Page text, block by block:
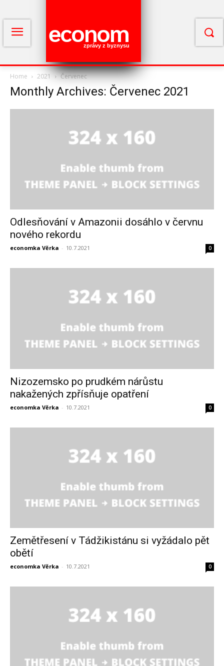
econom
zprávy z byznysu
Home 2021 Červenec
Monthly Archives: Červenec 2021
Odlesňování v Amazonii dosáhlo v červnu
nového rekordu
economka Věrka - 10.7.2021 0
Nizozemsko po prudkém nárůstu
nakažených zpřísňuje opatření
economka Věrka - 10.7.2021 0
Zemětřesení v Tádžikistánu si vyžádalo pět
obětí
economka Věrka - 10.7.2021 0